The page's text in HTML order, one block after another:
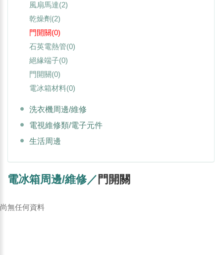
風扇馬達(2)
乾燥劑 (2)
門開關(0)
石英電熱管(0)
絕緣端子(0)
門開關(0)
電冰箱材料(0)
洗衣機周邊/維修
電視維修類/電子元件
生活周邊
電冰箱周邊/維修／ 門開關
尚無任何資料